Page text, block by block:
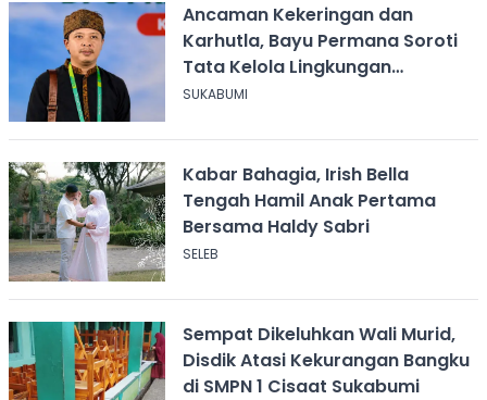
Ancaman Kekeringan dan
Karhutla, Bayu Permana Soroti
Tata Kelola Lingkungan
Sukabumi
SUKABUMI
Kabar Bahagia, Irish Bella
Tengah Hamil Anak Pertama
Bersama Haldy Sabri
SELEB
Sempat Dikeluhkan Wali Murid,
Disdik Atasi Kekurangan Bangku
di SMPN 1 Cisaat Sukabumi